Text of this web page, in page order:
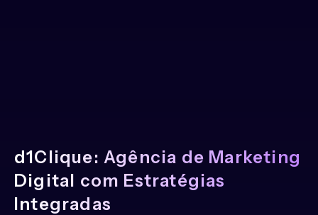
d1Clique: Agência de Marketing
Digital com Estratégias
Integradas